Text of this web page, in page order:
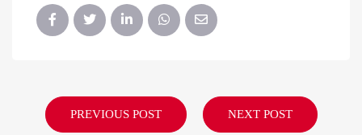
PREVIOUS POST NEXT POST